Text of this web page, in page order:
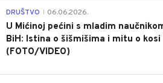
DRUŠTVO 06.06.2026.
U Mićinoj pećini s mladim
BiH: Istina o šišmišima i mitu o kosi
(FOTO/VIDEO)